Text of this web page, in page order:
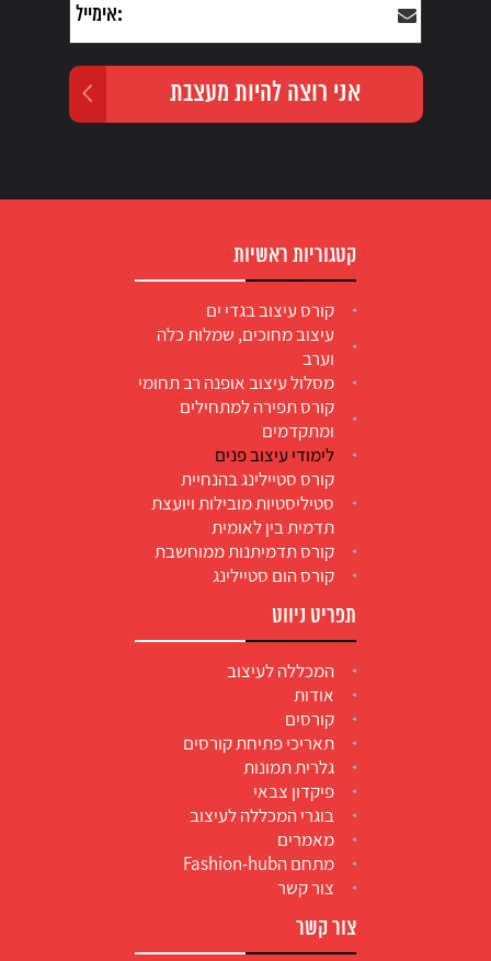
קטגוריות ראשיות
קורס עיצוב בגדי ים
עיצוב מחוכים, שמלות כלה
וערב
מסלול עיצוב אופנה רב תחומי
קורס תפירה למתחילים
ומתקדמים
לימודי עיצוב פנים
קורס סטיילינג בהנחיית
סטיליסטיות מובילות ויועצת
תדמית בין לאומית
קורס תדמיתנות ממוחשבת
קורס הום סטיילינג
תפריט ניווט
המכללה לעיצוב
אודות
קורסים
תאריכי פתיחת קורסים
גלרית תמונות
פיקדון צבאי
בוגרי המכללה לעיצוב
מאמרים
מתחם הFashion-hub
צור קשר
צור קשר